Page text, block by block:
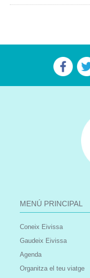
MENÚ PRINCIPAL
Coneix Eivissa
Gaudeix Eivissa
Agenda
Organitza el teu viatge